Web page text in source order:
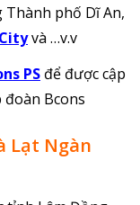
phố Dĩ An,
và …v.v
PS để được cập
Bcons
Lạt Ngàn